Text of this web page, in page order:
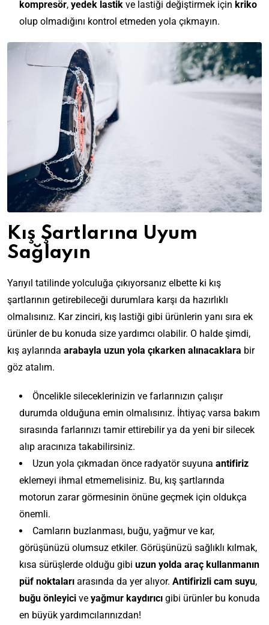
kompresör, yedek lastik ve lastiği değiştirmek için kriko
olup olmadığını kontrol etmeden yola çıkmayın.
Kış Şartlarına Uyum
Sağlayın
Yarıyıl tatilinde yolculuğa çıkıyorsanız elbette ki kış
şartlarının getirebileceği durumlara karşı da hazırlıklı
olmalısınız. Kar zinciri, kış lastiği gibi ürünlerin yanı sıra ek
ürünler de bu konuda size yardımcı olabilir. O halde şimdi,
kış aylarında arabayla uzun yola çıkarken alınacaklara bir
göz atalım.
Öncelikle sileceklerinizin ve farlarınızın çalışır
durumda olduğuna emin olmalısınız. İhtiyaç varsa bakım
sırasında farlarınızı tamir ettirebilir ya da yeni bir silecek
alıp aracınıza takabilirsiniz.
Uzun yola çıkmadan önce radyatör suyuna antifiriz
eklemeyi ihmal etmemelisiniz. Bu, kış şartlarında
motorun zarar görmesinin önüne geçmek için oldukça
önemli.
Camların buzlanması, buğu, yağmur ve kar,
görüşünüzü olumsuz etkiler. Görüşünüzü sağlıklı kılmak,
kısa sürüşlerde olduğu gibi uzun yolda araç kullanmanın
püf noktaları arasında da yer alıyor. Antifirizli cam suyu,
buğu önleyici ve yağmur kaydırıcı gibi ürünler bu konuda
en büyük yardımcılarınızdan!